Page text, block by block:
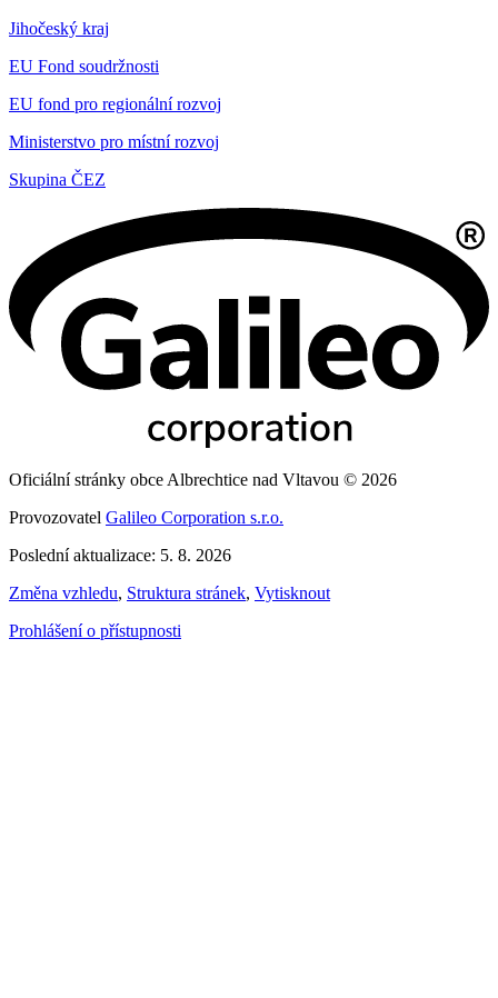
Jihočeský kraj
EU Fond soudržnosti
EU fond pro regionální rozvoj
Ministerstvo pro místní rozvoj
Skupina ČEZ
Oficiální stránky obce Albrechtice nad Vltavou © 2026
Provozovatel Galileo Corporation s.r.o.
Poslední aktualizace: 5. 8. 2026
Změna vzhledu, Struktura stránek, Vytisknout
Prohlášení o přístupnosti